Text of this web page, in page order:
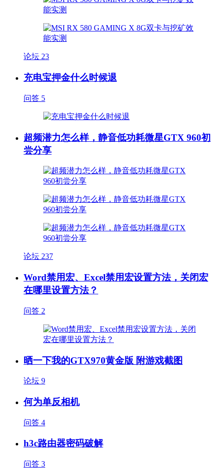
论坛 23
充电宝押金什么时候退
问答 5
超频潜力怎么样，静音低功耗微星GTX 960初
尝分享
论坛 237
Word禁用宏、Excel禁用宏设置方法，关闭宏
在哪里设置方法？
问答 2
晒一下我的GTX970黄金版 附游戏截图
论坛 9
何为单反相机
问答 4
h3c路由器密码破解
问答 3